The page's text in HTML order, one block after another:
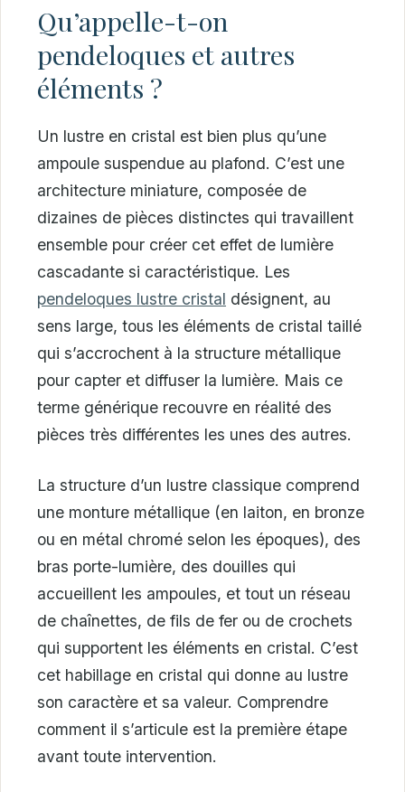
Qu’appelle-t-on
pendeloques et autres
éléments ?
Un lustre en cristal est bien plus qu’une
ampoule suspendue au plafond. C’est une
architecture miniature, composée de
dizaines de pièces distinctes qui travaillent
ensemble pour créer cet effet de lumière
cascadante si caractéristique. Les
pendeloques lustre cristal désignent, au
sens large, tous les éléments de cristal taillé
qui s’accrochent à la structure métallique
pour capter et diffuser la lumière. Mais ce
terme générique recouvre en réalité des
pièces très différentes les unes des autres.
La structure d’un lustre classique comprend
une monture métallique (en laiton, en bronze
ou en métal chromé selon les époques), des
bras porte-lumière, des douilles qui
accueillent les ampoules, et tout un réseau
de chaînettes, de fils de fer ou de crochets
qui supportent les éléments en cristal. C’est
cet habillage en cristal qui donne au lustre
son caractère et sa valeur. Comprendre
comment il s’articule est la première étape
avant toute intervention.